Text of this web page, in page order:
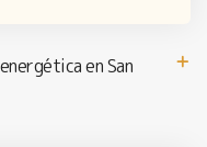
en San